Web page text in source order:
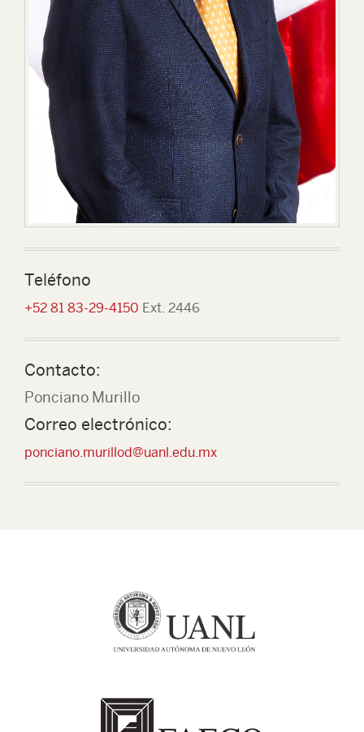
Teléfono
+52 81 83-29-4150 Ext. 2446
Contacto:
Ponciano Murillo
Correo electrónico:
ponciano.murillod@uanl.edu.mx